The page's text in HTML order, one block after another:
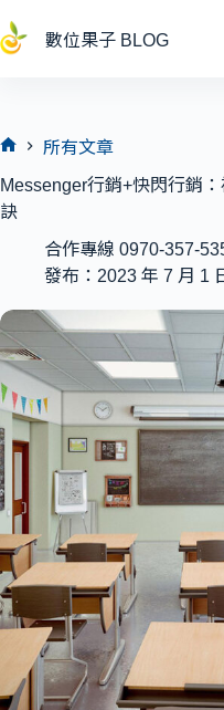
至
容
數位果子 BLOG
頁
所有文章
Messenger行銷+快閃行銷
訣
合作專線 0970-357-
發布：2023 年 7 月 1